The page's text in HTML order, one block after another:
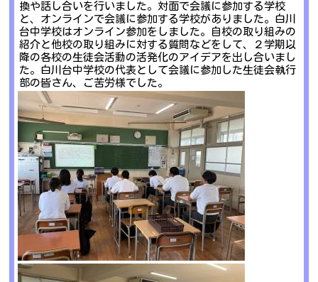
換や話し合いを行いました。対面で会議に参加する学校
と、オンラインで会議に参加する学校がありました。白川
台中学校はオンライン参加をしました。自校の取り組みの
紹介と他校の取り組みに対する質問などをして、２学期以
降の各校の生徒会活動の活発化のアイデアを出し合いまし
た。白川台中学校の代表として会議に参加した生徒会執行
部の皆さん、ご苦労様でした。